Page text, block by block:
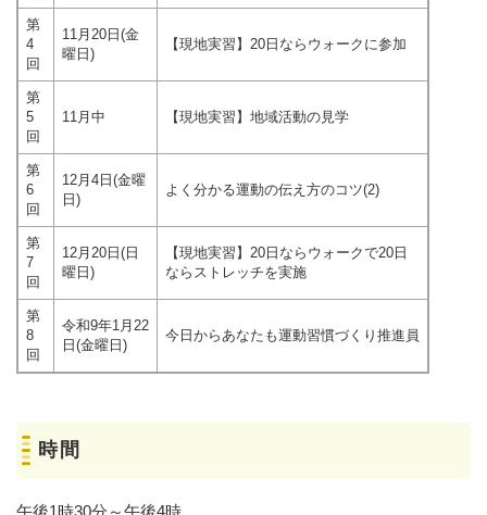
第
4
回
11月20日(金
曜日)
【現地実習】20日ならウォークに参加
第
5
回
11月中 【現地実習】地域活動の見学
第
6
回
12月4日(金曜
日)
よく分かる運動の伝え方のコツ(2)
第
7
回
12月20日(日
曜日)
【現地実習】20日ならウォークで20日
ならストレッチを実施
第
8
回
令和9年1月22
日(金曜日)
今日からあなたも運動習慣づくり推進員
時間
​午後1時30分～午後4時